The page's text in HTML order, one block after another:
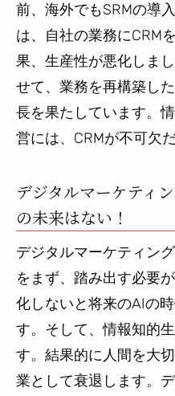
前、海外でもSRMの導
は、自社の業務にCRM
果、生産性が悪化しま
せて、業務を再構築し
長を果たしています。
営には、CRMが不可欠
デジタルマーケティ
の未来はない！
デジタルマーケティン
をまず、踏み出す必要
化しないと将来のAIの
す。そして、情報知的
す。結果的に人間を大
業として衰退します。